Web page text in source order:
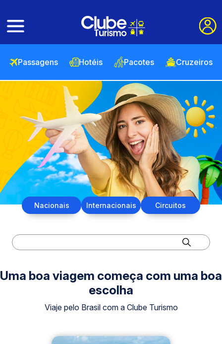
Passagens Hotéis Pacotes Cruzeiros
Nacionais Internacionais Circuitos
Uma boa viagem começa com uma boa
escolha
Viaje pelo Brasil com a Clube Turismo